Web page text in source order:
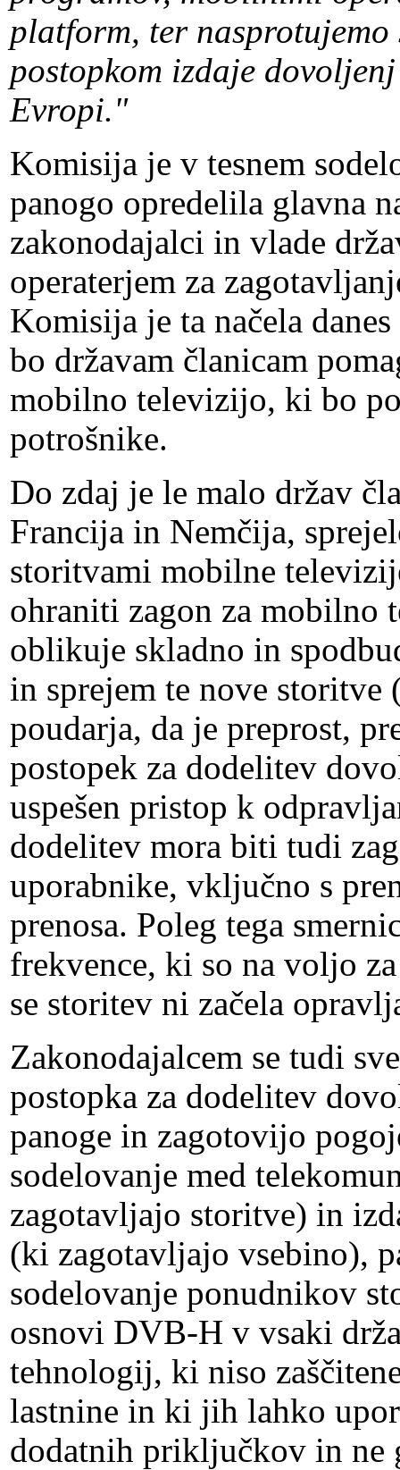
platform, ter
postopkom izdaje
Evropi."
Komisija je v tesnem
panogo opredelila glavna
zakonodajalci in vlade
operaterjem za
Komisija je ta načela
bo državam članicam
mobilno televizijo, ki bo
potrošnike.
Do zdaj je le malo držav
Francija in Nemčija,
storitvami mobilne
ohraniti zagon za mobilno
oblikuje skladno in
in sprejem te nove storitve
poudarja, da je preprost,
postopek za dodelitev
uspešen pristop k
dodelitev mora biti tudi
uporabnike, vključno s
prenosa. Poleg tega
frekvence, ki so na voljo
se storitev ni začela
Zakonodajalcem se tudi
postopka za dodelitev
panoge in zagotovijo
sodelovanje med
zagotavljajo storitve) in
(ki zagotavljajo vsebino),
sodelovanje ponudnikov
osnovi DVB-H v vsaki
tehnologij, ki niso
lastnine in ki jih lahko
dodatnih priključkov in ne